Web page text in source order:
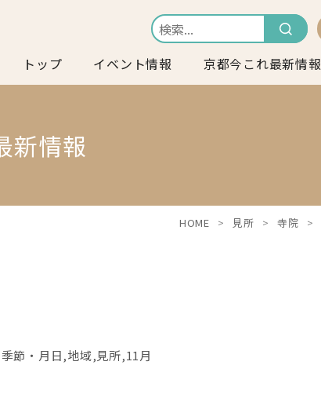
トップ イベント情報 京都今これ最新情報
新情報
HOME 見所 寺院
季節・月日,地域,見所,11月